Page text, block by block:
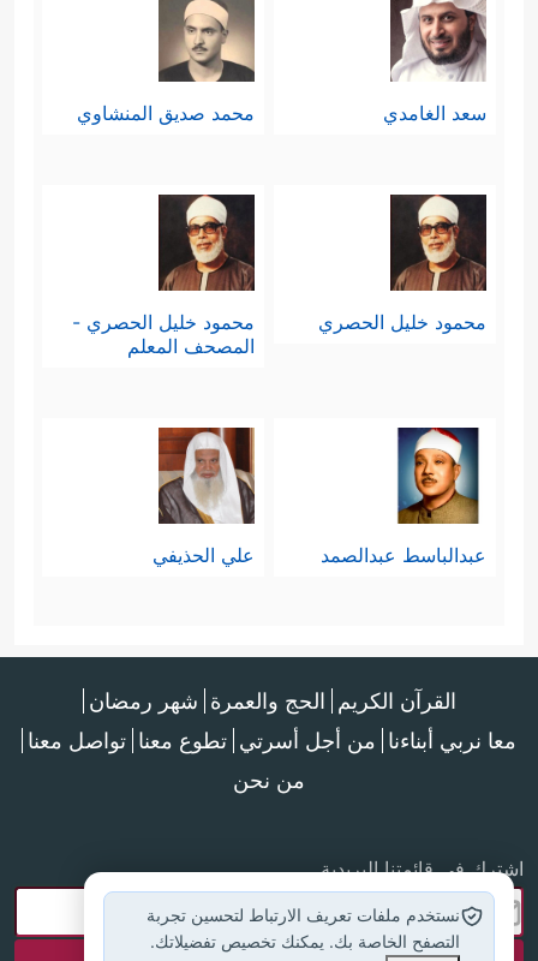
سعد الغامدي محمد صديق المنشاوي
محمود خليل الحصري
محمود خليل الحصري -
المصحف المعلم
عبدالباسط عبدالصمد علي الحذيفي
القرآن الكريم الحج والعمرة شهر رمضان
معا نربي أبناءنا من أجل أسرتي تطوع معنا تواصل معنا
من نحن
اشترك في قائمتنا البريدية
نستخدم ملفات تعريف الارتباط لتحسين تجربة
التصفح الخاصة بك. يمكنك تخصيص تفضيلاتك.